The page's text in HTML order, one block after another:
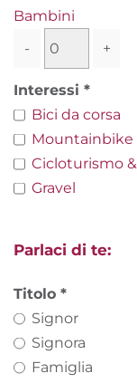
Bambini
-
+
Interessi
Bici da corsa
Mountainbike
Cicloturismo
Gravel
Parlaci di te:
Titolo
Signor
Signora
Famiglia